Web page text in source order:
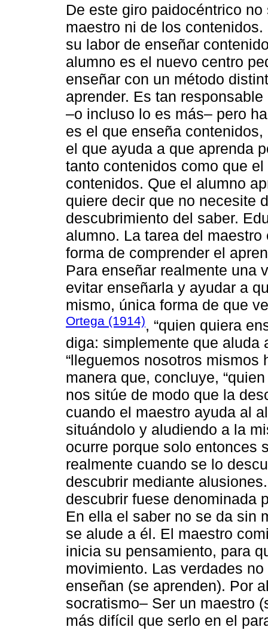
De este giro paidocéntrico
maestro ni de los
su labor de enseñar
alumno es el nuevo centro
enseñar con un método
aprender. Es tan
–o incluso lo es más– pero
es el que enseña
el que ayuda a que aprenda
tanto contenidos como que
contenidos. Que el alumno
quiere decir que no necesite
descubrimiento del saber.
alumno. La tarea del
forma de comprender el
Para enseñar realmente una
evitar enseñarla y ayudar a
mismo, única forma de que
Ortega (1914), “quien quiera
diga: simplemente que aluda
“lleguemos nosotros mismos
manera que, concluye,
nos sitúe de modo que la
cuando el maestro ayuda al
situándolo y aludiendo a la
ocurre porque solo entonces
realmente cuando se lo
descubrir mediante
descubrir fuese denominada
En ella el saber no se da sin
se alude a él. El maestro
inicia su pensamiento, para
movimiento. Las verdades
enseñan (se aprenden). Por
socratismo– Ser un maestro
más difícil que serlo en el